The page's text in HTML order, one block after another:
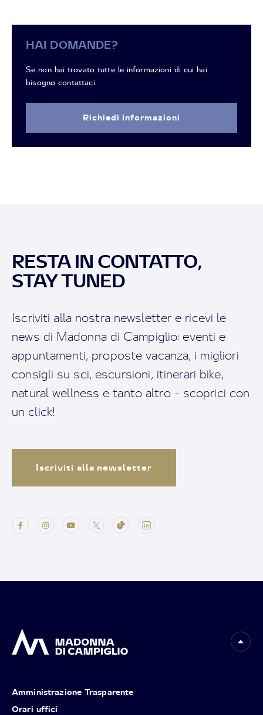
HAI DOMANDE?
Se non hai trovato tutte le informazioni di cui hai
bisogno contattaci.
Richiedi informazioni
RESTA IN CONTATTO,
STAY TUNED
Iscriviti alla nostra newsletter e ricevi le
news di Madonna di Campiglio: eventi e
appuntamenti, proposte vacanza, i migliori
consigli su sci, escursioni, itinerari bike,
natural wellness e tanto altro - scoprici con
un click!
Iscriviti alla newsletter
Amministrazione Trasparente
Orari uffici